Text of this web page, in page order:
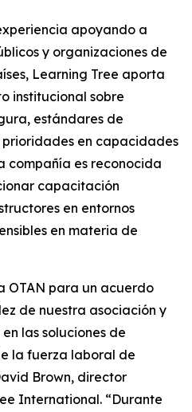
apoyando a
y organizaciones de
Learning Tree aporta
institucional sobre
estándares de
en capacidades
compañía es reconocida
capacitación
en entornos
en materia de
OTAN para un acuerdo
de nuestra asociación y
las soluciones de
la fuerza laboral de
Brown, director
International. “Durante